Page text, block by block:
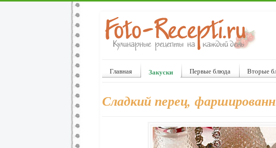
Главная Закуски Первые блюда Вторые
Сладкий перец,